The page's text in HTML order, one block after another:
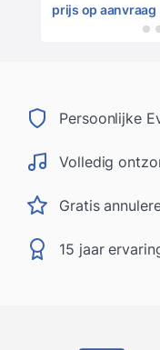
prijs op aanvraag
Persoonlijke
Volledig
Gratis
15 jaar